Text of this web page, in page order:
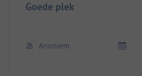
Goede plek
Anoniem